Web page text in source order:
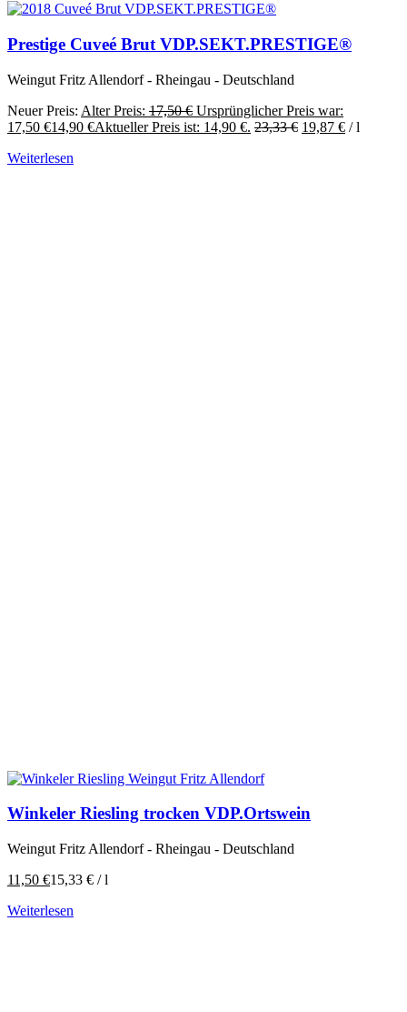
Prestige Cuveé Brut VDP.SEKT.PRESTIGE®
Weingut Fritz Allendorf - Rheingau - Deutschland
Neuer Preis: Alter Preis: 17,50€ Ursprünglicher Preis war:
17,50 €14,90 €Aktueller Preis ist: 14,90 €. 23,33€ 19,87 € /l
Weiterlesen
Winkeler Riesling trocken VDP.Ortswein
Weingut Fritz Allendorf - Rheingau - Deutschland
11,50 €15,33 € /l
Weiterlesen